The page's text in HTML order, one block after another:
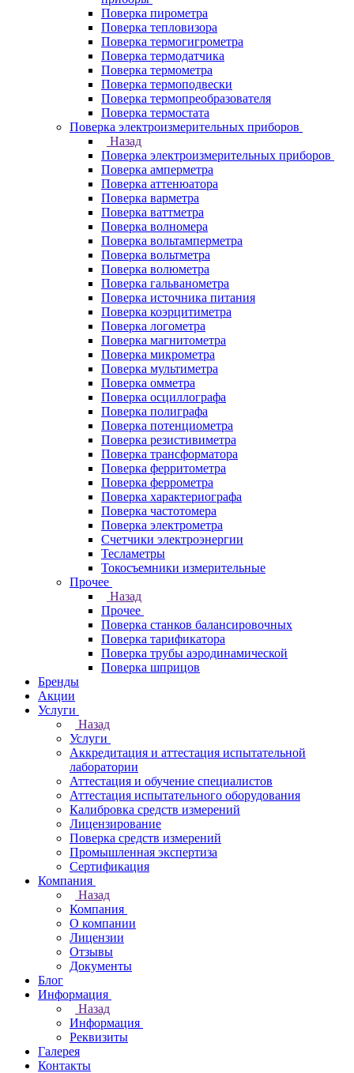
Поверка пирометра
Поверка тепловизора
Поверка термогигрометра
Поверка термодатчика
Поверка термометра
Поверка термоподвески
Поверка термопреобразователя
Поверка термостата
Поверка электроизмерительных приборов
Назад
Поверка электроизмерительных приборов
Поверка амперметра
Поверка аттенюатора
Поверка варметра
Поверка ваттметра
Поверка волномера
Поверка вольтамперметра
Поверка вольтметра
Поверка волюметра
Поверка гальванометра
Поверка источника питания
Поверка коэрцитиметра
Поверка логометра
Поверка магнитометра
Поверка микрометра
Поверка мультиметра
Поверка омметра
Поверка осциллографа
Поверка полиграфа
Поверка потенциометра
Поверка резистивиметра
Поверка трансформатора
Поверка ферритометра
Поверка феррометра
Поверка характериографа
Поверка частотомера
Поверка электрометра
Счетчики электроэнергии
Тесламетры
Токосъемники измерительные
Прочее
Назад
Прочее
Поверка станков балансировочных
Поверка тарификатора
Поверка трубы аэродинамической
Поверка шприцов
Бренды
Акции
Услуги
Назад
Услуги
Аккредитация и аттестация испытательной
лаборатории
Аттестация и обучение специалистов
Аттестация испытательного оборудования
Калибровка средств измерений
Лицензирование
Поверка средств измерений
Промышленная экспертиза
Сертификация
Компания
Назад
Компания
О компании
Лицензии
Отзывы
Документы
Блог
Информация
Назад
Информация
Реквизиты
Галерея
Контакты